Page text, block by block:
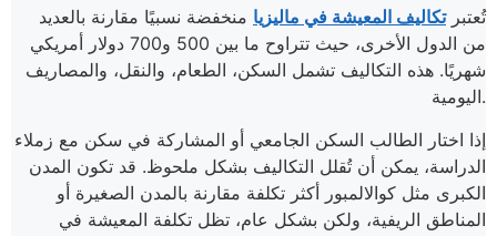
تُعتبرتكاليف المعيشة في ماليزيا منخفضة نسبيًا مقارنة بالعديد
من الدول الأخرى، حيث تتراوح ما بين 500 و700 دولار أمريكي
شهريًا. هذه التكاليف تشمل السكن، الطعام، والنقل، والمصاريف
اليومية.
إذا اختار الطالب السكن الجامعي أو المشاركة في سكن مع زملاء
الدراسة، يمكن أن تُقلل التكاليف بشكل ملحوظ. قد تكون المدن
الكبرى مثل كوالالمبور أكثر تكلفة مقارنة بالمدن الصغيرة أو
المناطق الريفية، ولكن بشكل عام، تظل تكلفة المعيشة في